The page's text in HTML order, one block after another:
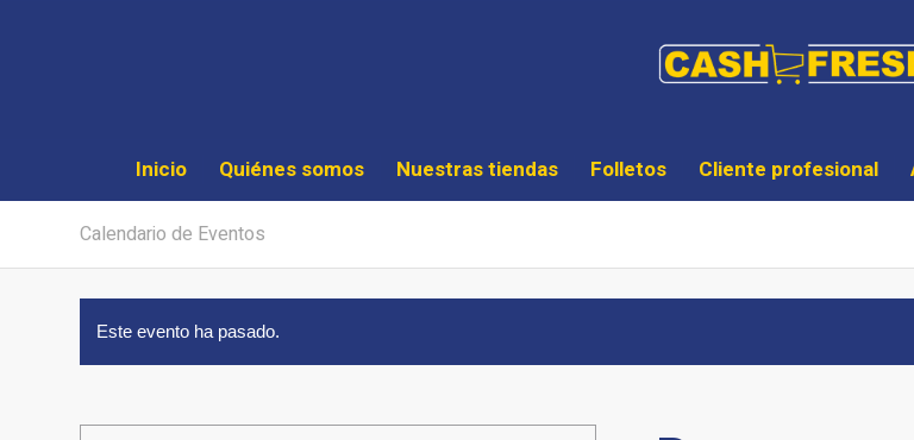
Inicio Quiénes somos Nuestras tiendas Folletos Cliente profesional
Calendario de Eventos
Este evento ha pasado.